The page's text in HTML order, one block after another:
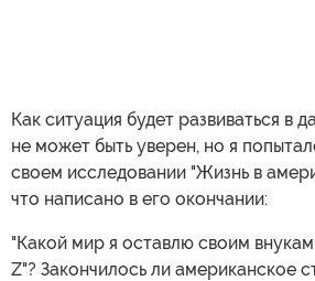
Как ситуация будет развиваться в
не может быть уверен, но я
своем исследовании "Жизнь в
что написано в его окончании:
"Какой мир я оставлю своим
Z"? Закончилось ли американское